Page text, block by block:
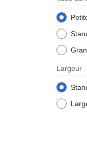
Largeur